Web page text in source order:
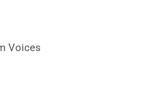
Voices